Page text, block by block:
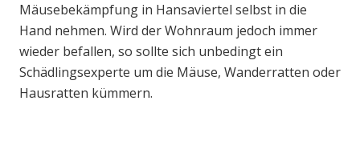
Mäusebekämpfung in Hansaviertel selbst in die
Hand nehmen. Wird der Wohnraum jedoch immer
wieder befallen, so sollte sich unbedingt ein
Schädlingsexperte um die Mäuse, Wanderratten oder
Hausratten kümmern.